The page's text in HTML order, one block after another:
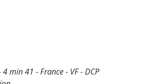
min 41 - France - VF - DCP